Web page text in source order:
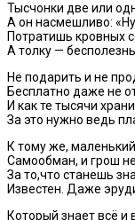
Тысчонки две или
А он насмешливо:
Потратишь кровных
А толку —
Не подарить и не
Бесплатно даже не
И как те тысячи
За это нужно ведь
К тому же,
Самообман, и грош
За то,что станешь
Известен. Даже
Который знает всё и